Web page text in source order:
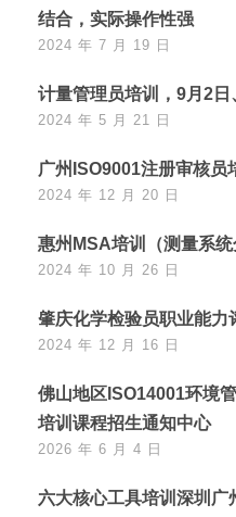
结合，实际操作性强
2024 年 7 月 19 日
计量管理员培训，9月2
2024 年 5 月 21 日
广州ISO9001注册审核员
2024 年 12 月 20 日
惠州MSA培训（测量系
2024 年 10 月 26 日
肇庆化学检验员职业能力
2024 年 12 月 16 日
佛山地区ISO14001环境
培训课程招生通知中心
2026 年 6 月 4 日
六大核心工具培训深圳